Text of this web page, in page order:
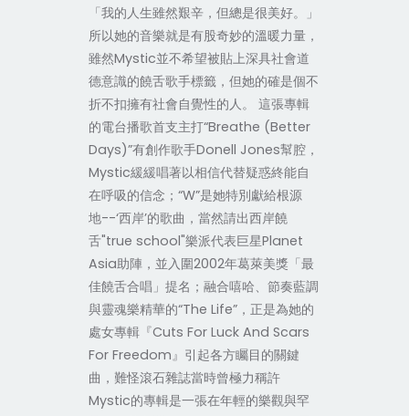
「我的人生雖然艱辛，但總是很美好。」
所以她的音樂就是有股奇妙的溫暖力量，
雖然Mystic並不希望被貼上深具社會道
德意識的饒舌歌手標籤，但她的確是個不
折不扣擁有社會自覺性的人。 這張專輯
的電台播歌首支主打“Breathe (Better
Days)”有創作歌手Donell Jones幫腔，
Mystic緩緩唱著以相信代替疑惑終能自
在呼吸的信念；“W”是她特別獻給根源
地--‘西岸’的歌曲，當然請出西岸饒
舌"true school"樂派代表巨星Planet
Asia助陣，並入圍2002年葛萊美獎「最
佳饒舌合唱」提名；融合嘻哈、節奏藍調
與靈魂樂精華的“The Life”，正是為她的
處女專輯『Cuts For Luck And Scars
For Freedom』引起各方矚目的關鍵
曲，難怪滾石雜誌當時曾極力稱許
Mystic的專輯是一張在年輕的樂觀與罕